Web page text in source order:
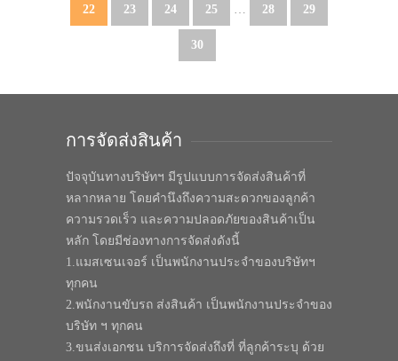
22 23 24 25 … 28 29
30
การจัดส่งสินค้า
ปัจจุบันทางบริษัทฯ มีรูปแบบการจัดส่งสินค้าที่
หลากหลาย โดยคำนึงถึงความสะดวกของลูกค้า
ความรวดเร็ว และความปลอดภัยของสินค้าเป็น
หลัก โดยมีช่องทางการจัดส่งดังนี้
1.แมสเซนเจอร์ เป็นพนักงานประจำของบริษัทฯ
ทุกคน
2.พนักงานขับรถ ส่งสินค้า เป็นพนักงานประจำของ
บริษัท ฯ ทุกคน
3.ขนส่งเอกชน บริการจัดส่งถึงที่ ที่ลูกค้าระบุ ด้วย